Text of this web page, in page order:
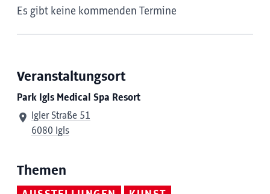
Es gibt keine kommenden Termine
Veranstaltungsort
Park Igls Medical Spa Resort
Igler Straße 51
6080 Igls
Themen